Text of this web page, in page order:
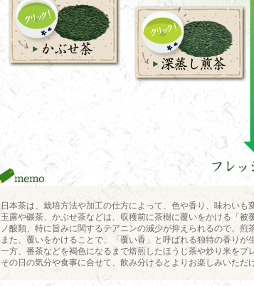
日本茶は、栽培方法や加工の仕方によって、色や香り、味わいも
玉露や碾茶、かぶせ茶などは、収穫前に茶樹に覆いをかける「
ノ酸類、特に旨みに関するテアニンの減少が抑えられるので、煎
また、覆いをかけることで、「覆い香」と呼ばれる独特の香りが
一方、番茶などを褐色になるまで焙煎したほうじ茶や炒り米をブ
その日の気分や食事に合せて、飲み分けるとよりお楽しみいただ